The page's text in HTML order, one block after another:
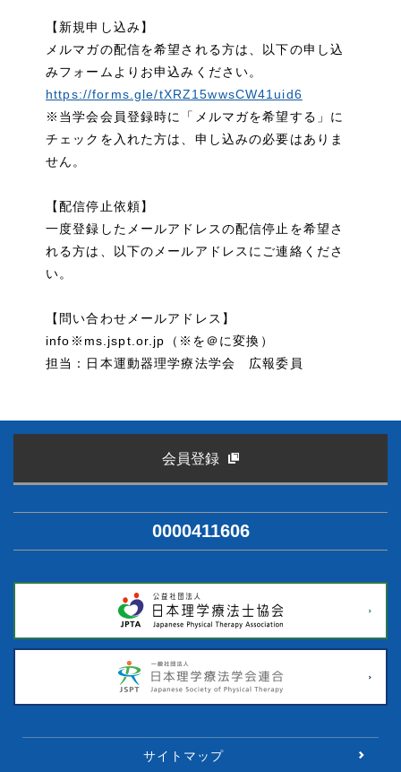
【新規申し込み】
メルマガの配信を希望される方は、以下の申し込
みフォームよりお申込みください。
https://forms.gle/tXRZ15wwsCW41uid6
※当学会会員登録時に「メルマガを希望する」に
チェックを入れた方は、申し込みの必要はありま
せん。
【配信停止依頼】
一度登録したメールアドレスの配信停止を希望さ
れる方は、以下のメールアドレスにご連絡くださ
い。
【問い合わせメールアドレス】
info※ms.jspt.or.jp（※を＠に変換）
担当：日本運動器理学療法学会 広報委員
会員登録
0000411606
サイトマップ